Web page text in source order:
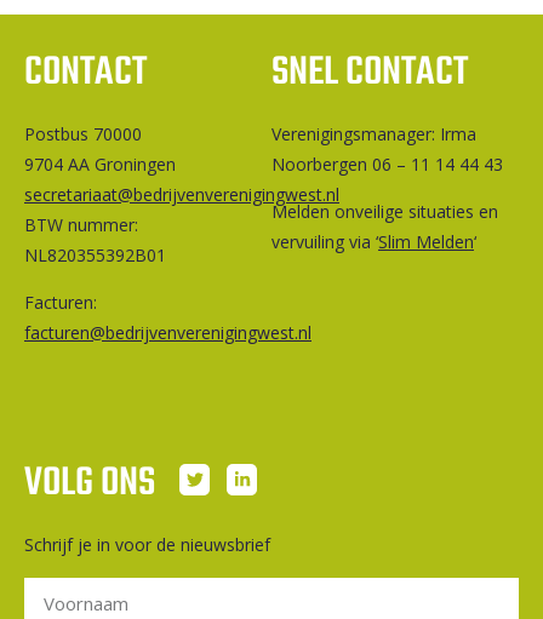
CONTACT
Postbus 70000
9704 AA Groningen
secretariaat@bedrijvenverenigingwest.nl
BTW nummer:
NL820355392B01
Facturen:
facturen@bedrijvenverenigingwest.nl
SNEL CONTACT
Ver­e­ni­gings­ma­na­ger: Irma
Noorbergen 06 – 11 14 44 43
Melden onveilige situaties en
vervuiling via ‘Slim Melden‘
VOLG ONS
Schrijf je in voor de nieuwsbrief